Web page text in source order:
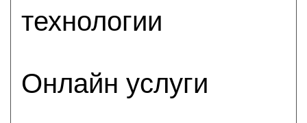
технологии
Онлайн услуги